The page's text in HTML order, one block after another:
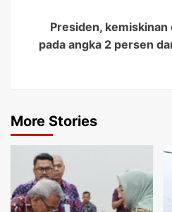
Presiden,
pada angka 2 persen
More Stories